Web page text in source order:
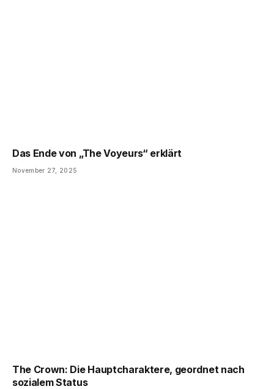
Das Ende von „The Voyeurs“ erklärt
November 27, 2025
The Crown: Die Hauptcharaktere, geordnet nach
sozialem Status